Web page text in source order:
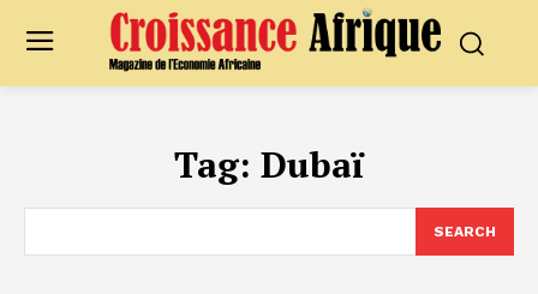
Tag: Dubaï
SEARCH